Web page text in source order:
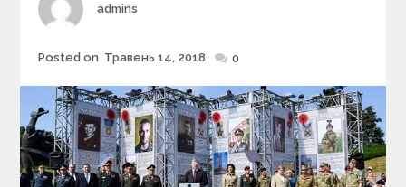
s
Author
admins
Posted
Posted on Травень 14, 2018 0